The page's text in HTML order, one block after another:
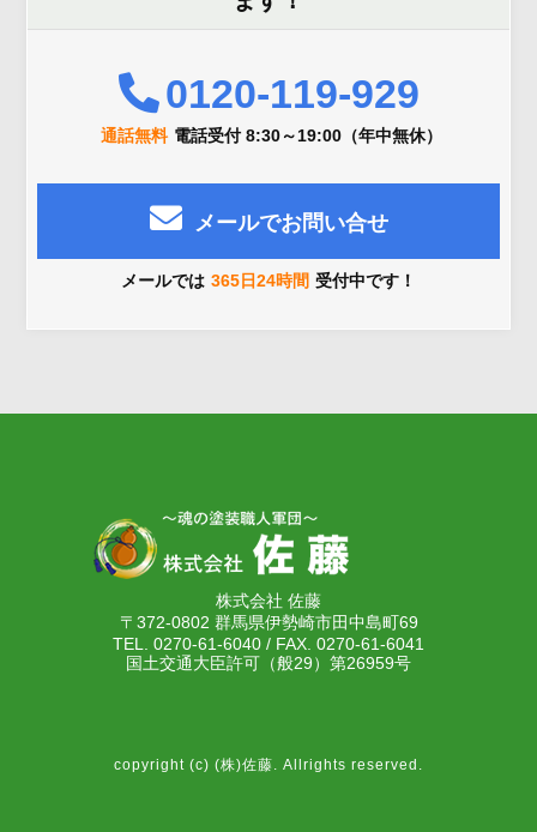
0120-119-929
通話無料 電話受付 8:30～19:00（年中無休）
メールでお問い合せ
メールでは 365日24時間 受付中です！
株式会社 佐藤
〒372-0802 群馬県伊勢崎市田中島町69
TEL. 0270-61-6040 / FAX. 0270-61-6041
国土交通大臣許可（般29）第26959号
copyright (c) (株)佐藤. Allrights reserved.